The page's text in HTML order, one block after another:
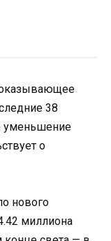
38
уменьшение
о
нового
миллиона